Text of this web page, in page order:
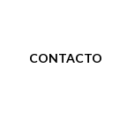
CONTACTO